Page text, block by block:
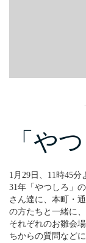
「や
1月29日、11時45
31年「やつしろ」
さん達に、本町・
の方たちと一緒に
それぞれのお雛会
ちからの質問など